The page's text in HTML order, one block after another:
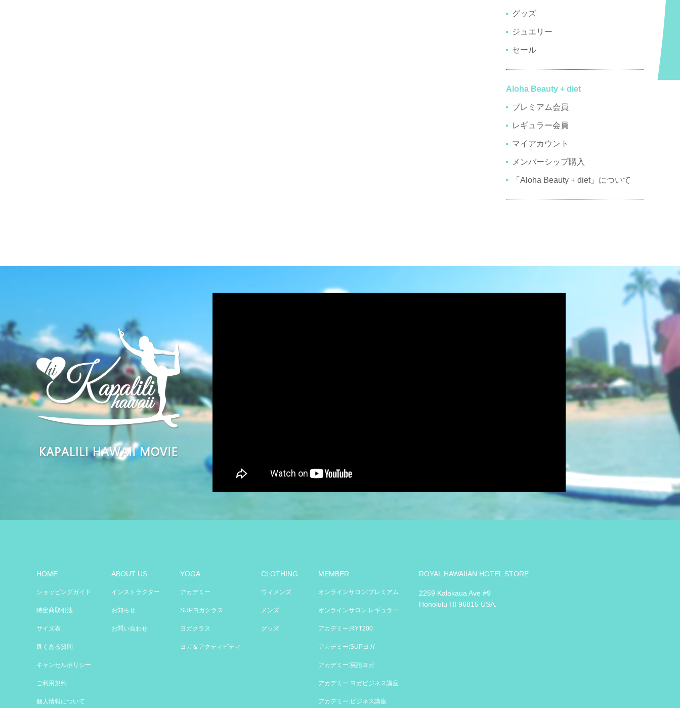
グッズ
ジュエリー
セール
Aloha Beauty + diet
プレミアム会員
レギュラー会員
マイアカウント
メンバーシップ購入
「Aloha Beauty + diet」について
HOME
ショッピングガイド
特定商取引法
サイズ表
良くある質問
キャンセルポリシー
ご利用規約
個人情報について
ABOUT US
インストラクター
お知らせ
お問い合わせ
YOGA
アカデミー
SUPヨガクラス
ヨガクラス
ヨガ＆アクティビティ
CLOTHING
ウィメンズ
メンズ
グッズ
MEMBER
オンラインサロン:プレミアム
オンラインサロン:レギュラー
アカデミー:RYT200
アカデミー:SUPヨガ
アカデミー:英語ヨガ
アカデミー:ヨガビジネス講座
アカデミー:ビジネス講座
ROYAL HAWAIIAN HOTEL STORE
2259 Kalakaua Ave #9
Honolulu HI 96815 USA.